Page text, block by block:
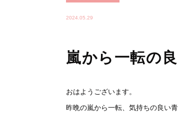
2024.05.29
嵐から一転の
おはようございます。
昨晩の嵐から一転、気持ちの良い